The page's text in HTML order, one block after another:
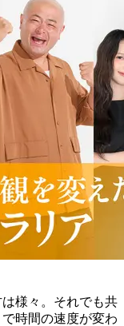
様々。それでも共
時間の速度が変わ